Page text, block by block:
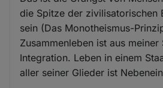
die Spitze der zivilisatorischen
sein (Das Monotheismus-
Zusammenleben ist aus
Integration. Leben in einem
aller seiner Glieder ist